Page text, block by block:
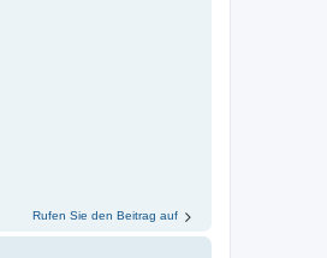
Rufen Sie den Beitrag auf